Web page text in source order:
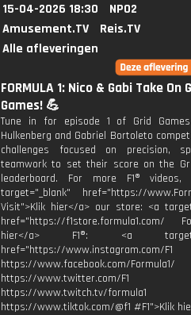
15-04-2026 18:30
NPO2
Amusement.TV
Reis.TV
Alle afleveringen
FORMULA 1: Nico & Gabi Take On
Games! 💪
Tune in for episode 1 of Grid
Hulkenberg and Gabriel Bortoleto
challenges focused on precision,
teamwork to set their score on the
leaderboard. For more F1®
target="_blank" href="https://
Visit">Klik hier</a> our store: <a
href="https://f1store.formula1.com/
hier</a> F1®: <a
href="https://www.instagram.com/F1
https://www.facebook.com/Formula1/
https://www.twitter.com/F1
https://www.twitch.tv/formula1
https://www.tiktok.com/@f1 #F1">Klik